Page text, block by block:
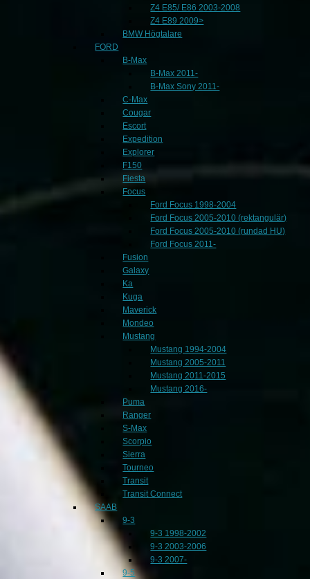
Z4 E85/ E86 2003-2008
Z4 E89 2009>
BMW Högtalare
FORD
B-Max
B-Max 2011-
B-Max Sony 2011-
C-Max
Cougar
Escort
Expedition
Explorer
F150
Fiesta
Focus
Ford Focus 1998-2004
Ford Focus 2005-2010 (rektangulär)
Ford Focus 2005-2010 (rundad HU)
Ford Focus 2011-
Fusion
Galaxy
Ka
Kuga
Maverick
Mondeo
Mustang
Mustang 1994-2004
Mustang 2005-2011
Mustang 2011-2015
Mustang 2016-
Puma
Ranger
S-Max
Scorpio
Sierra
Tourneo
Transit
Transit Connect
SAAB
9-3
9-3 1998-2002
9-3 2003-2006
9-3 2007-
9-5